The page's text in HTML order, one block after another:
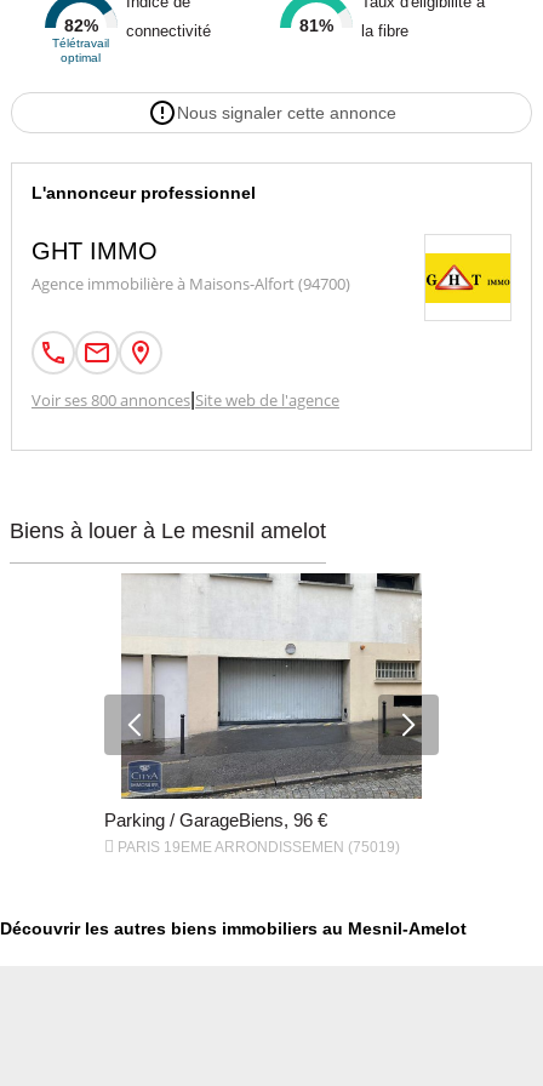
82%
Télétravail
optimal
connectivité
81%
la fibre
Nous signaler cette annonce
L'annonceur professionnel
GHT IMMO
Agence immobilière à Maisons-Alfort (94700)
Voir ses 800 annonces| Site web de l'agence
Biens à louer à Le mesnil amelot
Parking / GarageBiens, 96 €
 PARIS 19EME ARRONDISSEMEN (75019)
Découvrir les autres biens immobiliers au Mesnil-Amelot